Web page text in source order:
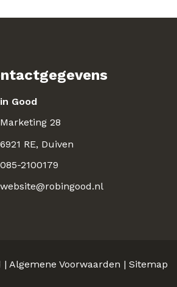
Good
Marketing 28
6921 RE, Duiven
085-2100179
website@robingood.nl
| Algemene Voorwaarden | Sitemap